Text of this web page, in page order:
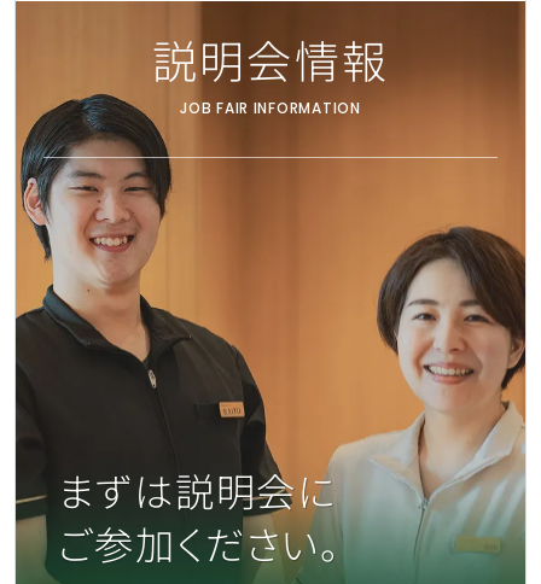
説明会情報
JOB FAIR INFORMATION
まずは説明会に
ご参加ください。